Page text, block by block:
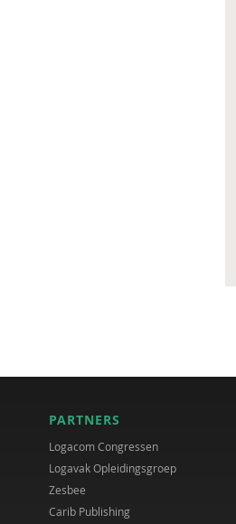
PARTNERS
Logacom Congressen
Logavak Opleidingsgroep
Zesbee
Carib Publishing